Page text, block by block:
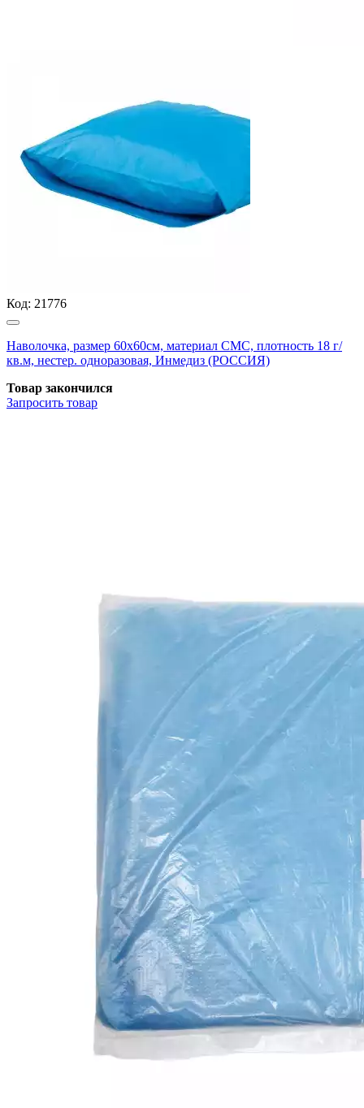
Код: 21776
Наволочка, размер 60х60см, материал СМС, плотность 18 г/
кв.м, нестер. одноразовая, Инмедиз (РОССИЯ)
Товар закончился
Запросить товар